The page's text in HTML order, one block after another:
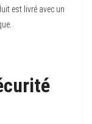
est livré avec un